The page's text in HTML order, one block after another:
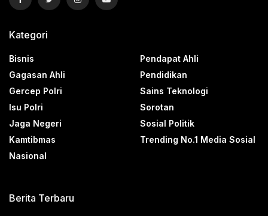
Kategori
Bisnis
Gagasan Ahli
Gercep Polri
Isu Polri
Jaga Negeri
Kamtibmas
Nasional
Pendapat Ahli
Pendidikan
Sains Teknologi
Sorotan
Sosial Politik
Trending No.1 Media Sosial
Berita Terbaru